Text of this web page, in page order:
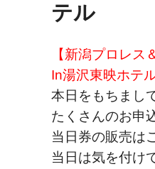
テル
【新潟プロレ
In湯沢東映ホテ
本日をもちまし
たくさんのお申
当日券の販売は
当日は気を付け